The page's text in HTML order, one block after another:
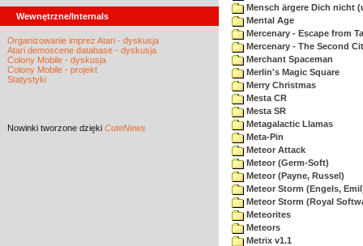
Wewnętrzne/Internals
Organizowanie imprez Atari - dyskusja
Atari demoscene database - dyskusja
Colony Mobile - dyskusja
Colony Mobile - projekt
Statystyki
Nowinki tworzone dzięki CuteNews
Mensch ärgere Dich nicht
Mental Age
Mercenary - Escape from
Mercenary - The Second
Merchant Spaceman
Merlin's Magic Square
Merry Christmas
Mesta CR
Mesta SR
Metagalactic Llamas
Meta-Pin
Meteor Attack
Meteor (Germ-Soft)
Meteor (Payne, Russel)
Meteor Storm (Engels,
Meteor Storm (Royal
Meteorites
Meteors
Metrix v1.1